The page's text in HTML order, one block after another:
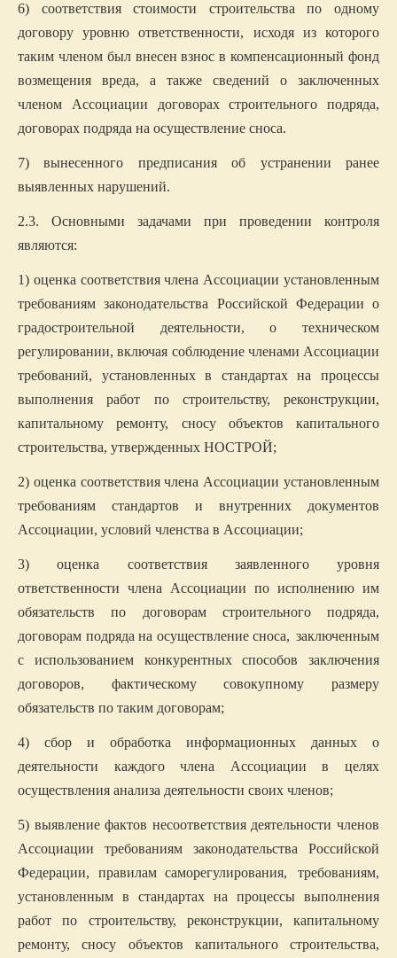
6) соответствия стоимости строительства по одному
договору уровню ответственности, исходя из которого
таким членом был внесен взнос в компенсационный фонд
возмещения вреда, а также сведений о заключенных
членом Ассоциации договорах строительного подряда,
договорах подряда на осуществление сноса.
7) вынесенного предписания об устранении ранее
выявленных нарушений.
2.3. Основными задачами при проведении контроля
являются:
1) оценка соответствия члена Ассоциации установленным
требованиям законодательства Российской Федерации о
градостроительной деятельности, о техническом
регулировании, включая соблюдение членами Ассоциации
требований, установленных в стандартах на процессы
выполнения работ по строительству, реконструкции,
капитальному ремонту, сносу объектов капитального
строительства, утвержденных НОСТРОЙ;
2) оценка соответствия члена Ассоциации установленным
требованиям стандартов и внутренних документов
Ассоциации, условий членства в Ассоциации;
3) оценка соответствия заявленного уровня
ответственности члена Ассоциации по исполнению им
обязательств по договорам строительного подряда,
договорам подряда на осуществление сноса, заключенным
с использованием конкурентных способов заключения
договоров, фактическому совокупному размеру
обязательств по таким договорам;
4) сбор и обработка информационных данных о
деятельности каждого члена Ассоциации в целях
осуществления анализа деятельности своих членов;
5) выявление фактов несоответствия деятельности членов
Ассоциации требованиям законодательства Российской
Федерации, правилам саморегулирования,
требованиям,
установленным в стандартах на процессы выполнения
работ по строительству, реконструкции, капитальному
ремонту, сносу объектов капитального строительства,